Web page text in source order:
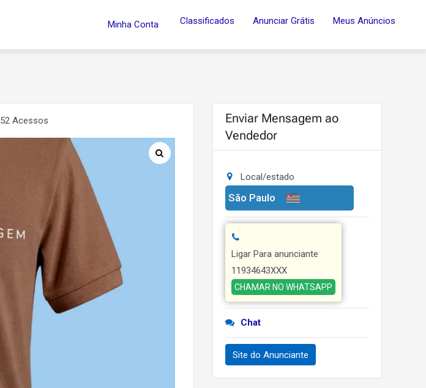
Minha Conta Classificados Anunciar Grátis Meus Anúncios
52 Acessos
Enviar Mensagem ao
Vendedor
Local/estado
São Paulo
Ligar Para anunciante
11934643XXX
CHAMAR NO WHATSAPP
Chat
Site do Anunciante